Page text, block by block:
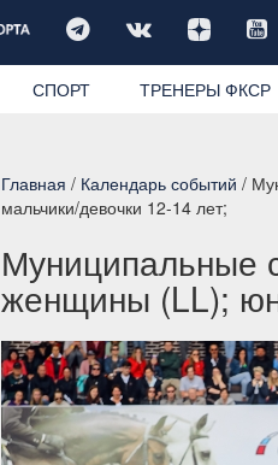
СПОРТ ТРЕНЕРЫ ФКСР
Главная / Календарь событий /
мальчики/девочки 12-14 лет;
Муниципальные
женщины (LL);